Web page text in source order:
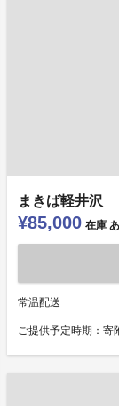
まきば軽井沢
¥85,000 在庫
常温配送
ご提供予定時期：寄